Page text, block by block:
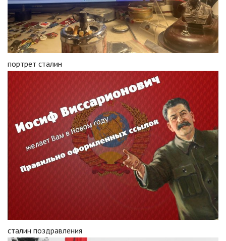
портрет сталин
сталин поздравления